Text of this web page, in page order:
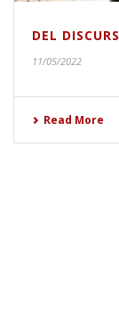
DEL
11/05/2022
Read More